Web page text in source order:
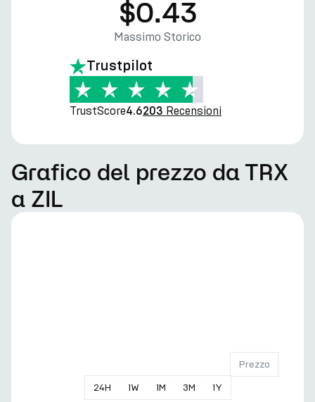
$0.43
Massimo Storico
Trustpilot
TrustScore4.6203 Recensioni
Grafico del prezzo da TRX
a ZIL
24H 1W 1M 3M 1Y
Prezzo